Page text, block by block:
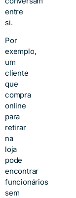
entre
si.
Por
exemplo,
um
cliente
que
compra
online
para
retirar
na
loja
pode
encontrar
funcionários
sem